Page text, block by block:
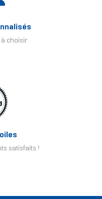
à choisir
satisfaits !